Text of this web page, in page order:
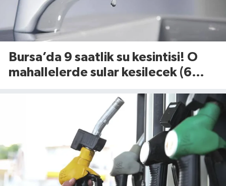
Bursa’da 9 saatlik su kesintisi! O
mahallelerde sular kesilecek (6